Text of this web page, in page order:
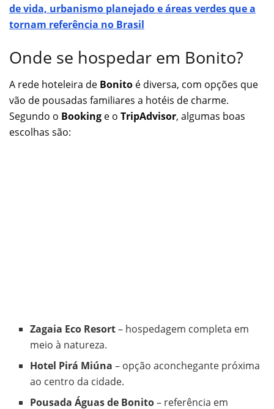
de vida, urbanismo planejado e áreas verdes que a
tornam referência no Brasil
Onde se hospedar em Bonito?
A rede hoteleira de Bonito é diversa, com opções que
vão de pousadas familiares a hotéis de charme.
Segundo o Booking e o TripAdvisor, algumas boas
escolhas são:
Zagaia Eco Resort– hospedagem completa em
meio à natureza.
Hotel Pirá Miúna – opção aconchegante próxima
ao centro da cidade.
Pousada Águas de Bonito– referência em